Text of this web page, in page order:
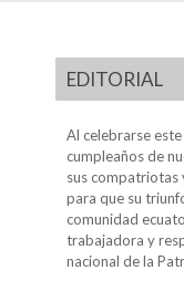
EDITORIAL
Al celebrarse
cumpleaños de
sus compatriotas
para que su
comunidad
trabajadora y
nacional de la